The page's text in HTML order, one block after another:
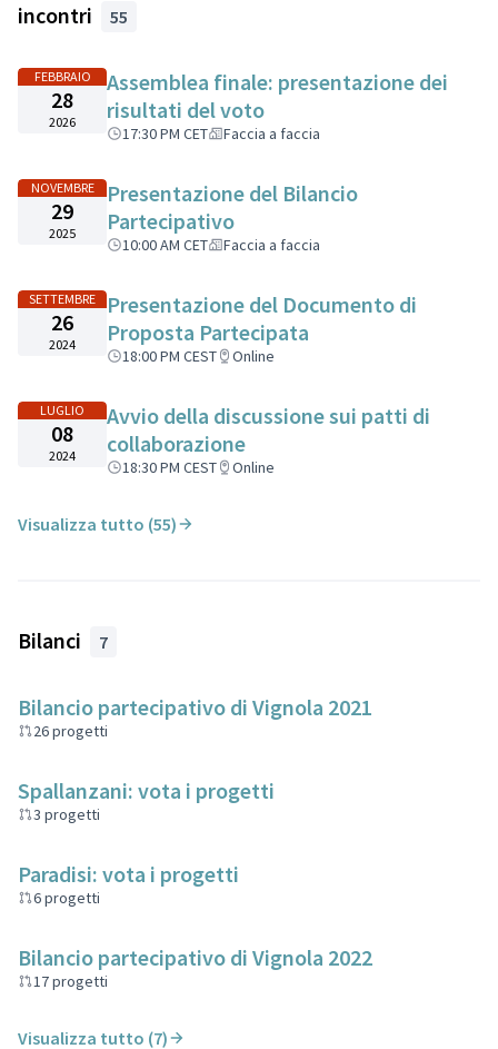
incontri 55
FEBBRAIO
28
2026
Assemblea finale: presentazione dei
risultati del voto
17:30 PM CET Faccia a faccia
NOVEMBRE
29
2025
Presentazione del Bilancio
Partecipativo
10:00 AM CET Faccia a faccia
SETTEMBRE
26
2024
Presentazione del Documento di
Proposta Partecipata
18:00 PM CEST Online
LUGLIO
08
2024
Avvio della discussione sui patti di
collaborazione
18:30 PM CEST Online
Visualizza tutto (55)
Bilanci 7
Bilancio partecipativo di Vignola 2021
26 progetti
Spallanzani: vota i progetti
3 progetti
Paradisi: vota i progetti
6 progetti
Bilancio partecipativo di Vignola 2022
17 progetti
Visualizza tutto (7)